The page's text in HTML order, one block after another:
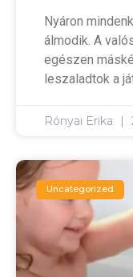
Nyáron
álmodik. A
egészen
leszaladtok a
Rónyai Erika
Uncategorized